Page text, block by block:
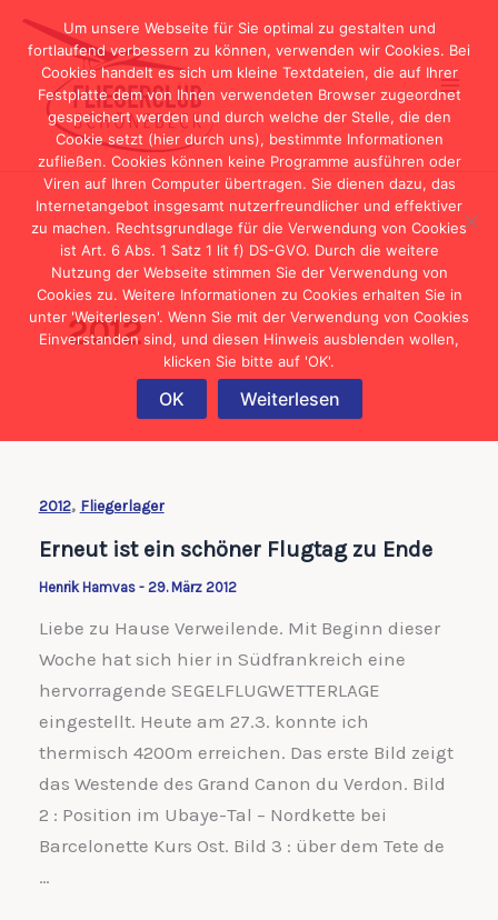
Zum
Inhalt
springen
2012
2012, Fliegerlager
Erneut ist ein schöner Flugtag zu Ende
Henrik Hamvas - 29. März 2012
Liebe zu Hause Verweilende. Mit Beginn dieser
Woche hat sich hier in Südfrankreich eine
hervorragende SEGELFLUGWETTERLAGE
eingestellt. Heute am 27.3. konnte ich
thermisch 4200m erreichen. Das erste Bild zeigt
das Westende des Grand Canon du Verdon. Bild
2 : Position im Ubaye-Tal – Nordkette bei
Barcelonette Kurs Ost. Bild 3 : über dem Tete de
…
Um unsere Webseite für Sie optimal zu gestalten und
fortlaufend verbessern zu können, verwenden wir Cookies. Bei
Cookies handelt es sich um kleine Textdateien, die auf Ihrer
Festplatte dem von Ihnen verwendeten Browser zugeordnet
gespeichert werden und durch welche der Stelle, die den
Cookie setzt (hier durch uns), bestimmte Informationen
zufließen. Cookies können keine Programme ausführen oder
Viren auf Ihren Computer übertragen. Sie dienen dazu, das
Internetangebot insgesamt nutzerfreundlicher und effektiver
zu machen. Rechtsgrundlage für die Verwendung von Cookies
ist Art. 6 Abs. 1 Satz 1 lit f) DS-GVO. Durch die weitere
Nutzung der Webseite stimmen Sie der Verwendung von
Cookies zu. Weitere Informationen zu Cookies erhalten Sie in
unter 'Weiterlesen'. Wenn Sie mit der Verwendung von Cookies
Einverstanden sind, und diesen Hinweis ausblenden wollen,
klicken Sie bitte auf 'OK'.
OK Weiterlesen